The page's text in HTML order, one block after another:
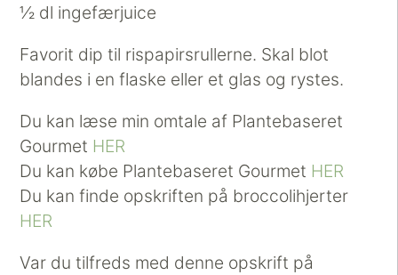
½ dl ingefærjuice
Favorit dip til rispapirsrullerne. Skal blot
blandes i en flaske eller et glas og rystes.
Du kan læse min omtale af Plantebaseret
Gourmet HER
Du kan købe Plantebaseret Gourmet HER
Du kan finde opskriften på broccolihjerter
HER
Var du tilfreds med denne opskrift på